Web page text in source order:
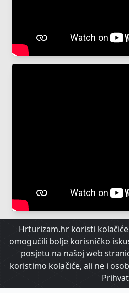
Hrturizam.hr koristi
omogućili bolje korisničko
posjetu na našoj web
koristimo kolačiće, ali ne i